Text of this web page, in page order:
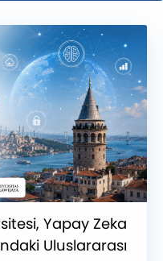
Tercih